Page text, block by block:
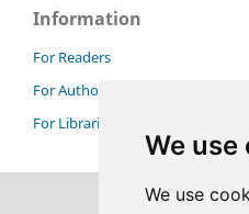
We use
We use
Information
For Readers
For Authors
For Librarians